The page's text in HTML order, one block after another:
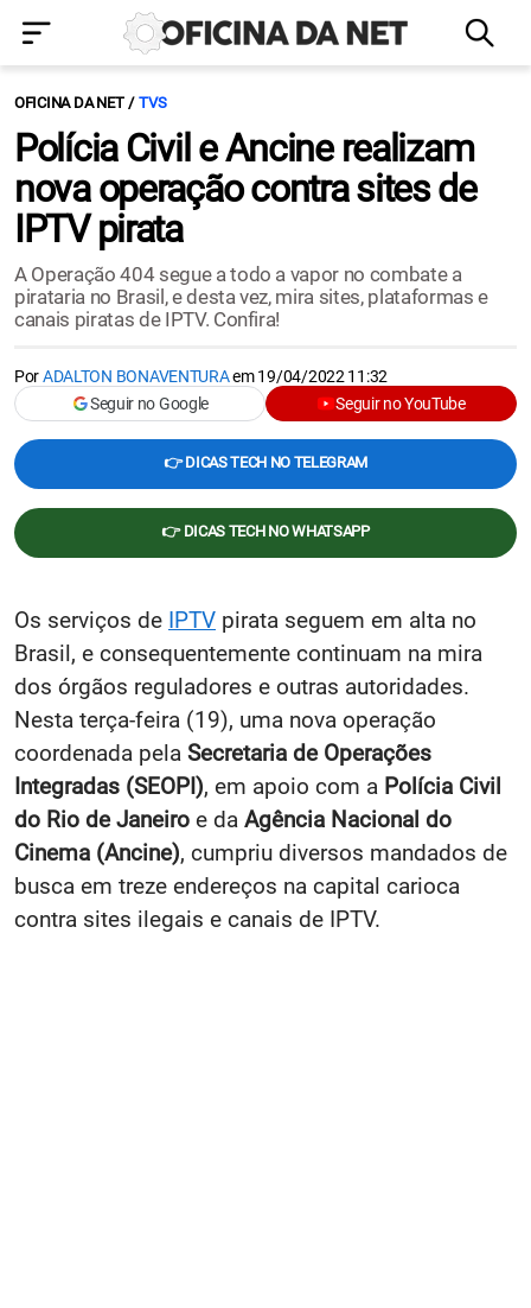
OFICINA DA NET TVS
Polícia Civil e Ancine realizam
nova operação contra sites de
IPTV pirata
A Operação 404 segue a todo a vapor no combate a
pirataria no Brasil, e desta vez, mira sites, plataformas e
canais piratas de IPTV. Confira!
PorADALTON BONAVENTURAem19/04/2022 11:32
Seguir no Google
Seguir no YouTube
👉 DICAS TECH NO TELEGRAM
👉 DICAS TECH NO WHATSAPP
Os serviços de IPTV pirata seguem em alta no
Brasil, e consequentemente continuam na mira
dos órgãos reguladores e outras autoridades.
Nesta terça-feira (19), uma nova operação
coordenada pela Secretaria de Operações
Integradas (SEOPI), em apoio com a Polícia Civil
do Rio de Janeiro e da Agência Nacional do
Cinema (Ancine), cumpriu diversos mandados de
busca em treze endereços na capital carioca
contra sites ilegais e canais de IPTV.